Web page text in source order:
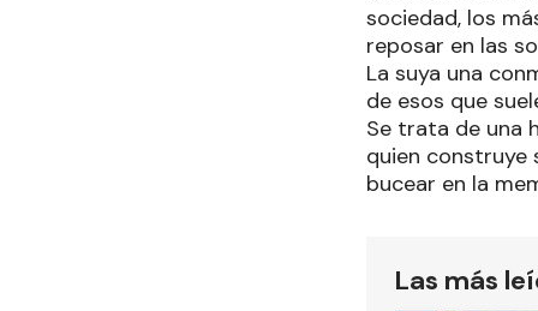
sociedad, los
reposar en las
La suya una
de esos que
Se trata de una
quien construye
bucear en la
Las más